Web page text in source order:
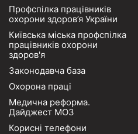
Профспілка працівників
охорони здоров’я України
Київська міська профспілка
працівників охорони
здоров'я
Законодавча база
Охорона праці
Медична реформа.
Дайджест МОЗ
Корисні телефони